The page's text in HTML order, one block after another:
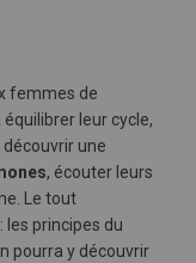
femmes de
leur cycle,
une
, écouter leurs
Le tout
principes du
pourra y découvrir